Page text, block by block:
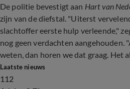
De politie bevestigt aan Hart van
zijn van de diefstal. "Uiterst
slachtoffer eerste hulp verleende,"
nog geen verdachten aangehouden.
weten, dan horen we dat graag. Het
Laatste nieuws
112